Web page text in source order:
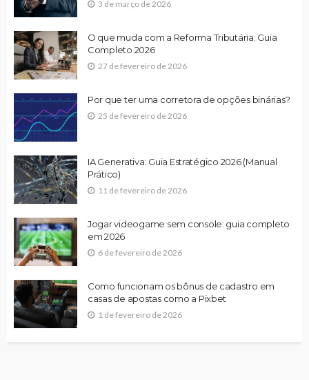
3 de março de 2026
O que muda com a Reforma Tributária: Guia
Completo 2026
27 de fevereiro de 2026
Por que ter uma corretora de opções binárias?
25 de fevereiro de 2026
IA Generativa: Guia Estratégico 2026 (Manual
Prático)
11 de fevereiro de 2026
Jogar videogame sem console: guia completo
em 2026
6 de fevereiro de 2026
Como funcionam os bônus de cadastro em
casas de apostas como a Pixbet
1 de fevereiro de 2026